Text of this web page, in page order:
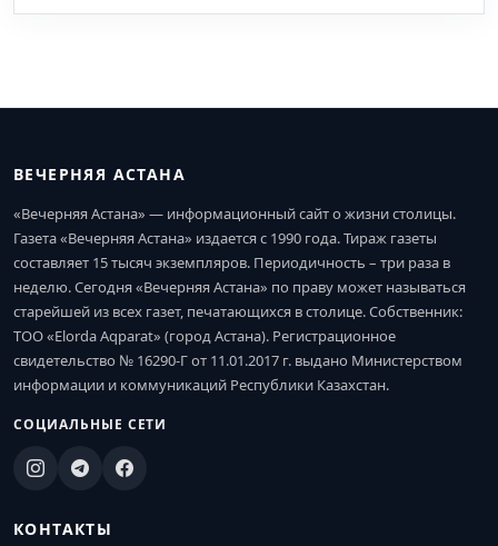
ВЕЧЕРНЯЯ АСТАНА
«Вечерняя Астана» — информационный сайт о жизни столицы.
Газета «Вечерняя Астана» издается с 1990 года. Тираж газеты
составляет 15 тысяч экземпляров. Периодичность – три раза в
неделю. Сегодня «Вечерняя Астана» по праву может называться
старейшей из всех газет, печатающихся в столице. Собственник:
ТОО «Elorda Aqparat» (город Астана). Регистрационное
свидетельство № 16290-Г от 11.01.2017 г. выдано Министерством
информации и коммуникаций Республики Казахстан.
СОЦИАЛЬНЫЕ СЕТИ
КОНТАКТЫ